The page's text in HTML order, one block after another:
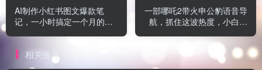
AI制作小红书图文爆款笔
记，一小时搞定一个月的爆
一部哪吒2带火申公豹语音导
航，抓住这波热度，小白秒
相关推荐